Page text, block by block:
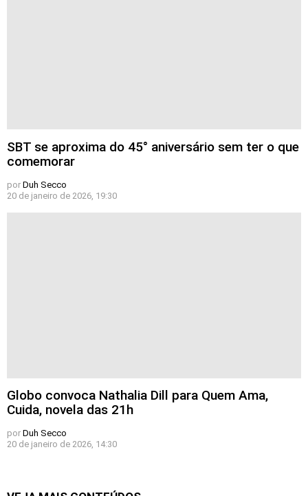
SBT se aproxima do 45° aniversário sem ter o que
comemorar
por Duh Secco
20 de janeiro de 2026, 19:30
Globo convoca Nathalia Dill para Quem Ama,
Cuida, novela das 21h
por Duh Secco
20 de janeiro de 2026, 14:30